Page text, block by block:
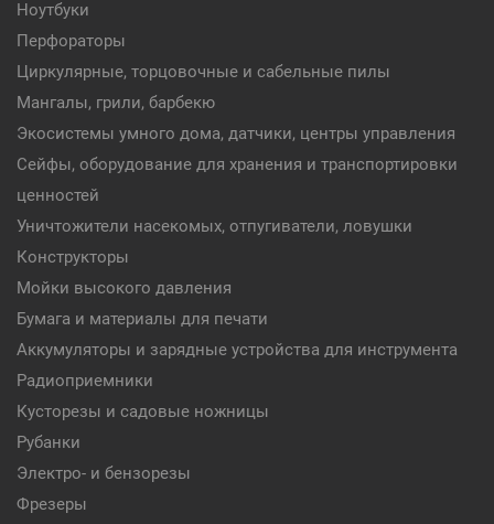
Ноутбуки
Перфораторы
Циркулярные, торцовочные и сабельные пилы
Мангалы, грили, барбекю
Экосистемы умного дома, датчики, центры управления
Сейфы, оборудование для хранения и транспортировки
ценностей
Уничтожители насекомых, отпугиватели, ловушки
Конструкторы
Мойки высокого давления
Бумага и материалы для печати
Аккумуляторы и зарядные устройства для инструмента
Радиоприемники
Кусторезы и садовые ножницы
Рубанки
Электро- и бензорезы
Фрезеры